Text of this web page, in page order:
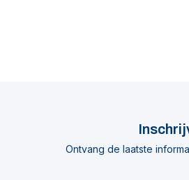
Ontvang de laatste